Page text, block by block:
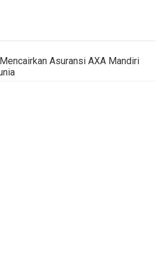
Asuransi AXA Mandiri